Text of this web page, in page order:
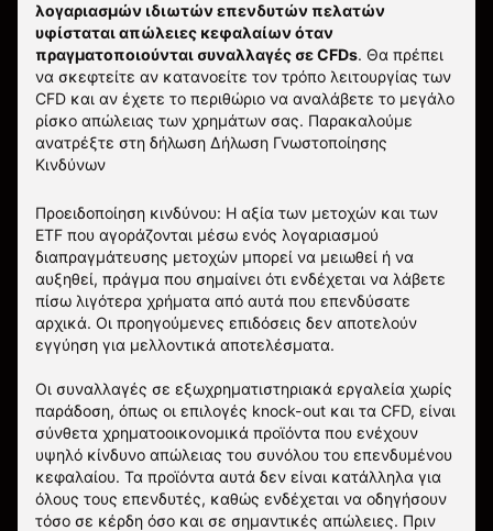
λογαριασμών ιδιωτών επενδυτών πελατών
υφίσταται απώλειες κεφαλαίων όταν
πραγματοποιούνται συναλλαγές σε CFDs. Θα πρέπει
να σκεφτείτε αν κατανοείτε τον τρόπο λειτουργίας των
CFD και αν έχετε το περιθώριο να αναλάβετε το μεγάλο
ρίσκο απώλειας των χρημάτων σας. Παρακαλούμε
ανατρέξτε στη δήλωση Δήλωση Γνωστοποίησης
Κινδύνων
Προειδοποίηση κινδύνου: Η αξία των μετοχών και των
ETF που αγοράζονται μέσω ενός λογαριασμού
διαπραγμάτευσης μετοχών μπορεί να μειωθεί ή να
αυξηθεί, πράγμα που σημαίνει ότι ενδέχεται να λάβετε
πίσω λιγότερα χρήματα από αυτά που επενδύσατε
αρχικά. Οι προηγούμενες επιδόσεις δεν αποτελούν
εγγύηση για μελλοντικά αποτελέσματα.
Οι συναλλαγές σε εξωχρηματιστηριακά εργαλεία χωρίς
παράδοση, όπως οι επιλογές knock-out και τα CFD, είναι
σύνθετα χρηματοοικονομικά προϊόντα που ενέχουν
υψηλό κίνδυνο απώλειας του συνόλου του επενδυμένου
κεφαλαίου. Τα προϊόντα αυτά δεν είναι κατάλληλα για
όλους τους επενδυτές, καθώς ενδέχεται να οδηγήσουν
τόσο σε κέρδη όσο και σε σημαντικές απώλειες. Πριν